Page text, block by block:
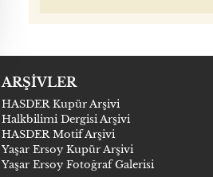
ARŞİVLER
HASDER Kupür Arşivi
Halkbilimi Dergisi Arşivi
HASDER Motif Arşivi
Yaşar Ersoy Kupür Arşivi
Yaşar Ersoy Fotoğraf Galerisi